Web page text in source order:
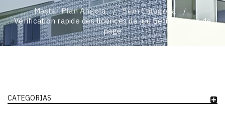
Master Plan Angola / Sem Categoria /
Vérification rapide des licences de jeu Betify en bas de
page
CATEGORIAS